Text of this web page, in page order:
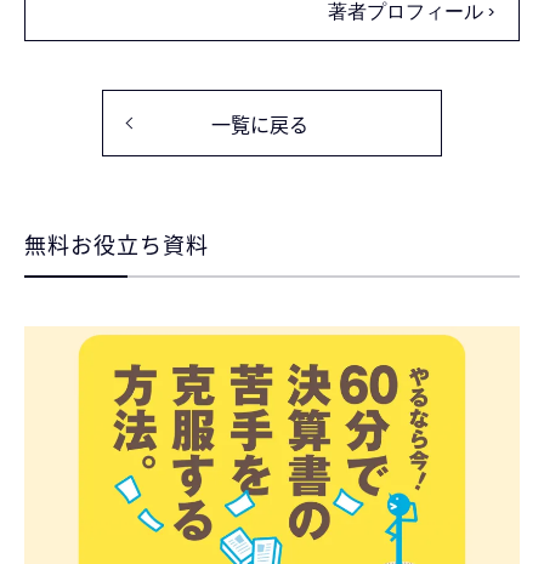
著者プロフィール
一覧に戻る
無料お役立ち資料